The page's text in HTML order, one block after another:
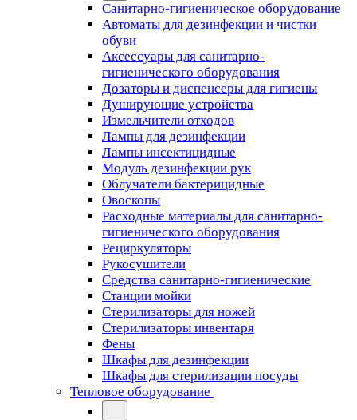
Санитарно-гигиеническое оборудование
Автоматы для дезинфекции и чистки
обуви
Аксессуары для санитарно-
гигиенического оборудования
Дозаторы и диспенсеры для гигиены
Душирующие устройства
Измельчители отходов
Лампы для дезинфекции
Лампы инсектицидные
Модуль дезинфекции рук
Облучатели бактерицидные
Овоскопы
Расходные материалы для санитарно-
гигиенического оборудования
Рециркуляторы
Рукосушители
Средства санитарно-гигиенические
Станции мойки
Стерилизаторы для ножей
Стерилизаторы инвентаря
Фены
Шкафы для дезинфекции
Шкафы для стерилизации посуды
Тепловое оборудование